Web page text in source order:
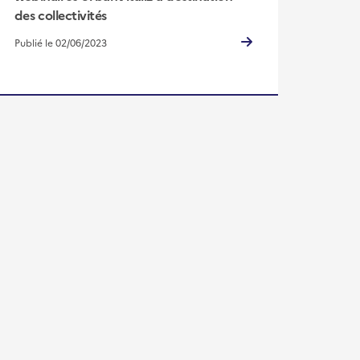
des collectivités
Publié le 02/06/2023